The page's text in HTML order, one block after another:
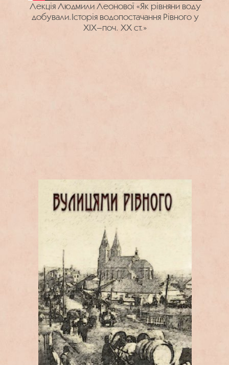
Лекція Людмили Леонової «Як рівняни воду
добували.Історія водопостачання Рівного у
XIX–поч. XX ст.»